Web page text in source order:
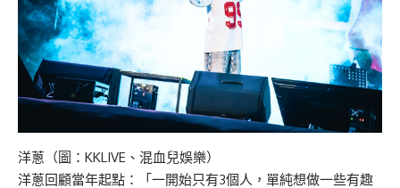
洋蔥（圖：KKLIVE、混血兒娛樂）
洋蔥回顧當年起點：「一開始只有3個人，單純想做一些有趣